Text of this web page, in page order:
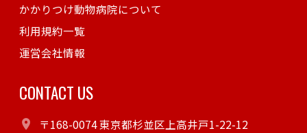
かかりつけ動物病院について
利用規約一覧
運営会社情報
CONTACT US
〒168-0074 東京都杉並区上高井戸1-22-12